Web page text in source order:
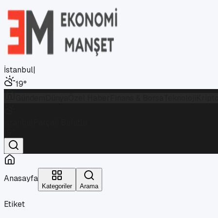
İstanbul|
19°
Anasayfa
Kategoriler Arama
Etiket